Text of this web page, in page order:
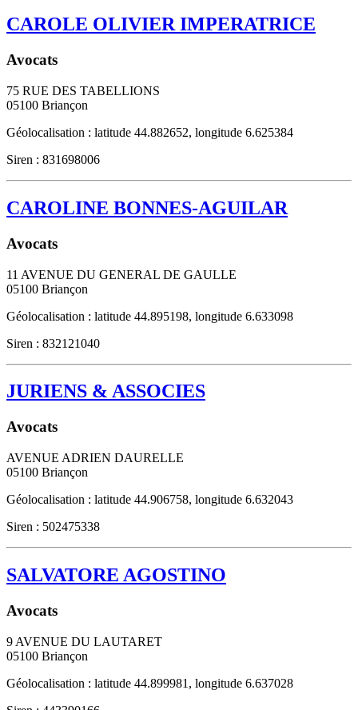
CAROLE OLIVIER IMPERATRICE
Avocats
75 RUE DES TABELLIONS
05100 Briançon
Géolocalisation : latitude 44.882652, longitude 6.625384
Siren : 831698006
CAROLINE BONNES-AGUILAR
Avocats
11 AVENUE DU GENERAL DE GAULLE
05100 Briançon
Géolocalisation : latitude 44.895198, longitude 6.633098
Siren : 832121040
JURIENS & ASSOCIES
Avocats
AVENUE ADRIEN DAURELLE
05100 Briançon
Géolocalisation : latitude 44.906758, longitude 6.632043
Siren : 502475338
SALVATORE AGOSTINO
Avocats
9 AVENUE DU LAUTARET
05100 Briançon
Géolocalisation : latitude 44.899981, longitude 6.637028